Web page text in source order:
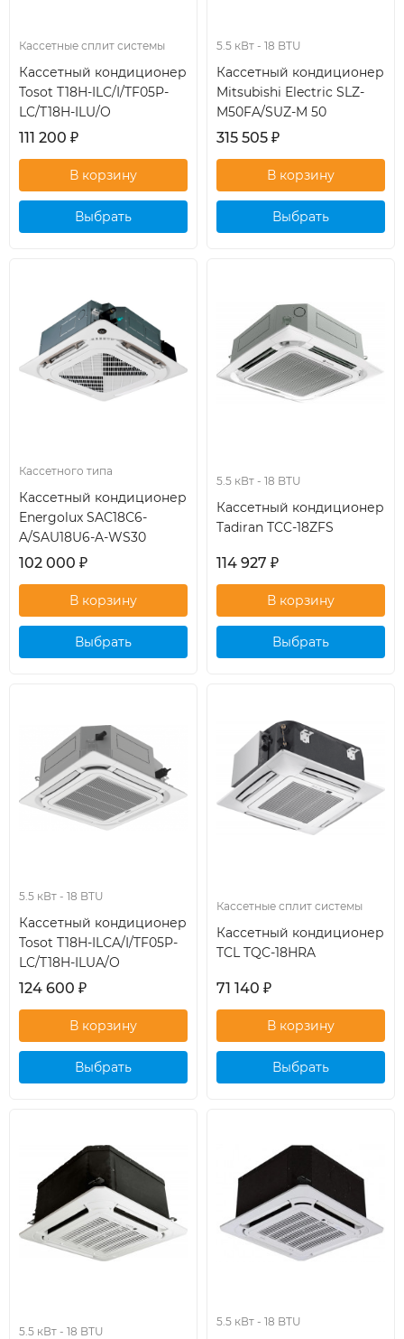
Кассетные сплит системы
Кассетный кондиционер
Tosot T18H-ILC/I/TF05P-
LC/T18H-ILU/O
111 200 ₽
Выбрать
5.5 кВт - 18 BTU
Кассетный кондиционер
Mitsubishi Electric SLZ-
M50FA/SUZ-M 50
315 505 ₽
Выбрать
Кассетного типа
Кассетный кондиционер
Energolux SAC18С6-
A/SAU18U6-A-WS30
102 000 ₽
Выбрать
5.5 кВт - 18 BTU
Кассетный кондиционер
Tadiran TCC-18ZFS
114 927 ₽
Выбрать
5.5 кВт - 18 BTU
Кассетный кондиционер
Tosot T18H-ILCA/I/TF05P-
LC/T18H-ILUA/O
124 600 ₽
Выбрать
Кассетные сплит системы
Кассетный кондиционер
TCL TQC-18HRA
71 140 ₽
Выбрать
5.5 кВт - 18 BTU
5.5 кВт - 18 BTU